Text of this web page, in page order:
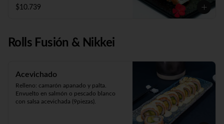
$10.739
Rolls Fusión & Nikkei
Acevichado
Relleno: camarón apanado y palta.
Envuelto en salmón o pescado blanco
con salsa acevichada (9piezas).